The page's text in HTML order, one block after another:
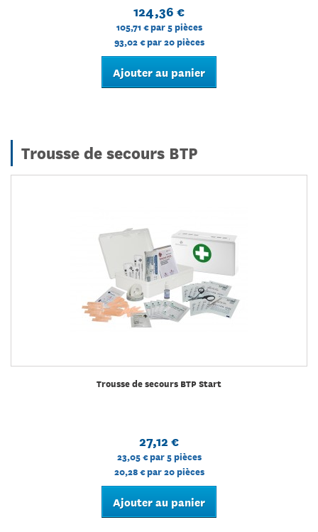
124,36 €
105,71 €par 5 pièces
93,02 €par 20 pièces
Ajouter au panier
Trousse de secours BTP
Trousse de secours BTP Start
27,12 €
23,05 €par 5 pièces
20,28 €par 20 pièces
Ajouter au panier